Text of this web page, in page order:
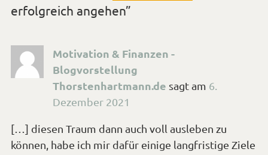
erfolgreich angehen”
Motivation & Finanzen -
Blogvorstellung
Thorstenhartmann.de sagt am 6.
Dezember 2021
[…] diesen Traum dann auch voll ausleben zu
können, habe ich mir dafür einige langfristige Ziele